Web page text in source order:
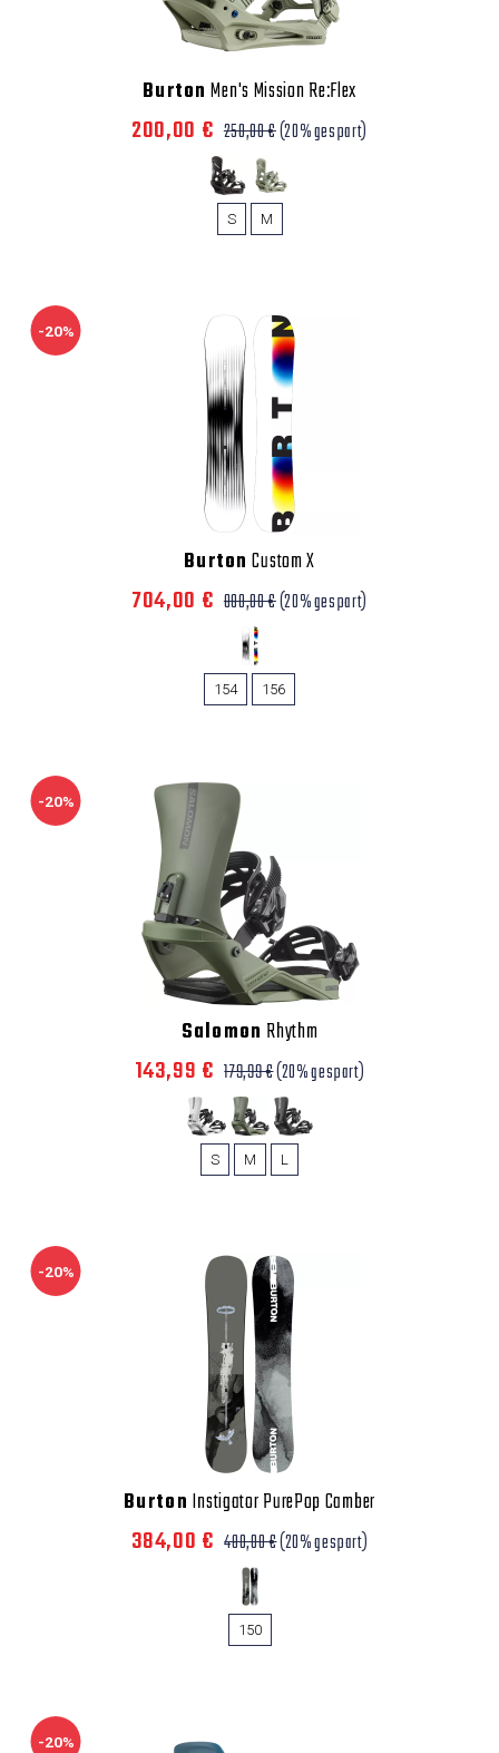
Burton Men's Mission Re:Flex
200,00 € 250,00 €(20% gespart)
S M
-20%
Burton Custom X
704,00 € 880,00 €(20% gespart)
154 156
-20%
Salomon Rhythm
143,99 € 179,99 €(20% gespart)
S M L
-20%
Burton Instigator PurePop Camber
384,00 € 480,00 €(20% gespart)
150
-20%